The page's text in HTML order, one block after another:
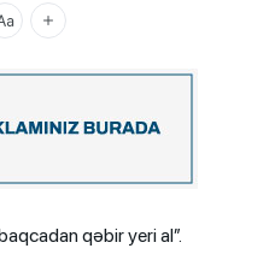
Xalq.Online
qəbir yeri al”.